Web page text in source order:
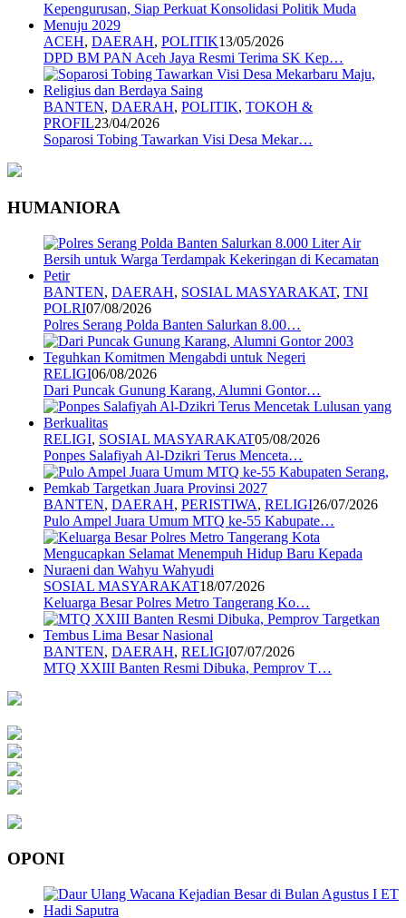
ACEH, DAERAH, POLITIK13/05/2026
DPD BM PAN Aceh Jaya Resmi Terima SK Kep…
BANTEN, DAERAH, POLITIK, TOKOH &
PROFIL23/04/2026
Soparosi Tobing Tawarkan Visi Desa Mekar…
HUMANIORA
BANTEN, DAERAH, SOSIAL MASYARAKAT, TNI
POLRI07/08/2026
Polres Serang Polda Banten Salurkan 8.00…
RELIGI06/08/2026
Dari Puncak Gunung Karang, Alumni Gontor…
RELIGI, SOSIAL MASYARAKAT05/08/2026
Ponpes Salafiyah Al-Dzikri Terus Menceta…
BANTEN, DAERAH, PERISTIWA, RELIGI26/07/2026
Pulo Ampel Juara Umum MTQ ke-55 Kabupate…
SOSIAL MASYARAKAT18/07/2026
Keluarga Besar Polres Metro Tangerang Ko…
BANTEN, DAERAH, RELIGI07/07/2026
MTQ XXIII Banten Resmi Dibuka, Pemprov T…
OPONI